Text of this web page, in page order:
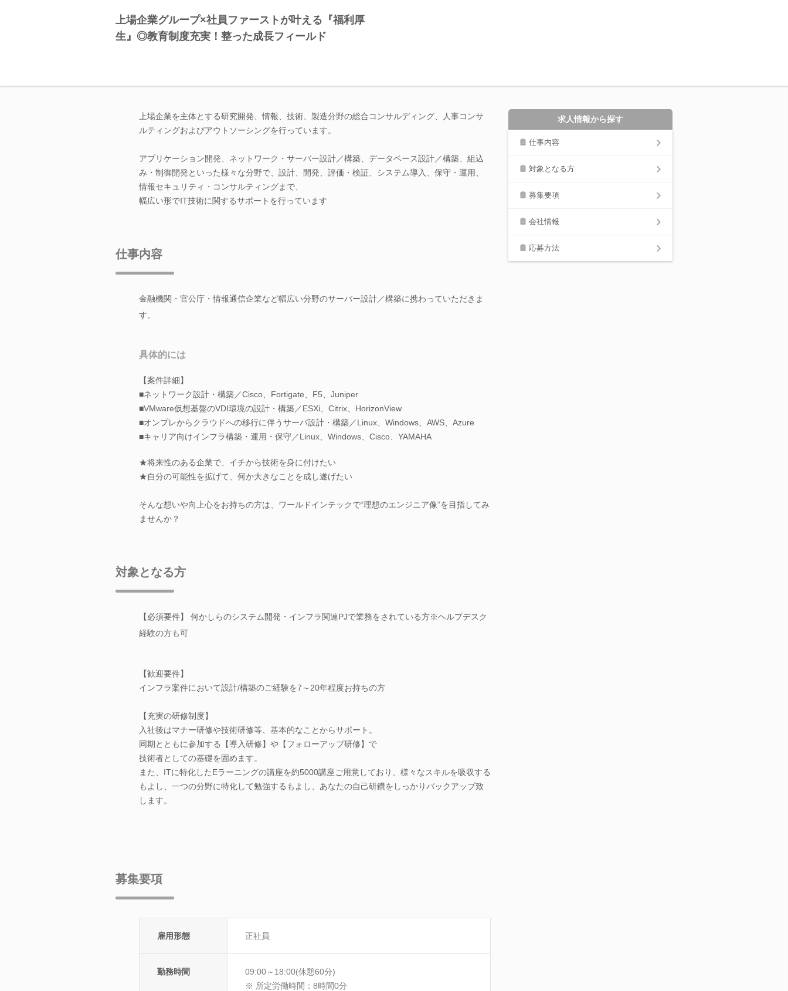
上場企業グループ×社員ファーストが叶える『福利厚
生』◎教育制度充実！整った成長フィールド
上場企業を主体とする研究開発、情報、技術、製造分野の総合コンサルディング、人事コンサ
ルティングおよびアウトソーシングを行っています。
アプリケーション開発、ネットワーク・サーバー設計／構築、データベース設計／構築、組込
み・制御開発といった様々な分野で、設計、開発、評価・検証、システム導入、保守・運用、
情報セキュリティ・コンサルティングまで、
幅広い形でIT技術に関するサポートを行っています
仕事内容
金融機関・官公庁・情報通信企業など幅広い分野のサーバー設計／構築に携わっていただきま
す。
具体的には
【案件詳細】
■ネットワーク設計・構築／Cisco、Fortigate、F5、Juniper
■VMware仮想基盤のVDI環境の設計・構築／ESXi、Citrix、HorizonView
■オンプレからクラウドへの移行に伴うサーバ設計・構築／Linux、Windows、AWS、Azure
■キャリア向けインフラ構築・運用・保守／Linux、Windows、Cisco、YAMAHA
★将来性のある企業で、イチから技術を身に付けたい
★自分の可能性を拡げて、何か大きなことを成し遂げたい
そんな想いや向上心をお持ちの方は、ワールドインテックで“理想のエンジニア像”を目指してみ
ませんか？
対象となる方
【必須要件】 何かしらのシステム開発・インフラ関連PJで業務をされている方※ヘルプデスク
経験の方も可
【歓迎要件】
インフラ案件において設計/構築のご経験を7～20年程度お持ちの方
【充実の研修制度】
入社後はマナー研修や技術研修等、基本的なことからサポート。
同期とともに参加する【導入研修】や【フォローアップ研修】で
技術者としての基礎を固めます。
また、ITに特化したEラーニングの講座を約5000講座ご用意しており、様々なスキルを吸収する
もよし、一つの分野に特化して勉強するもよし、あなたの自己研鑽をしっかりバックアップ致
します。
募集要項
雇用形態 正社員
勤務時間
09:00～18:00(休憩60分)
※ 所定労働時間：8時間0分
求人情報から探す
仕事内容
対象となる方
募集要項
会社情報
応募方法